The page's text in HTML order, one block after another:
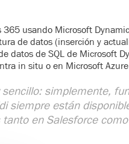
usando Microsoft
de datos (inserción y
datos de SQL de Microsoft
in situ o en Microsoft Azure.
simplemente,
siempre están
en Salesforce